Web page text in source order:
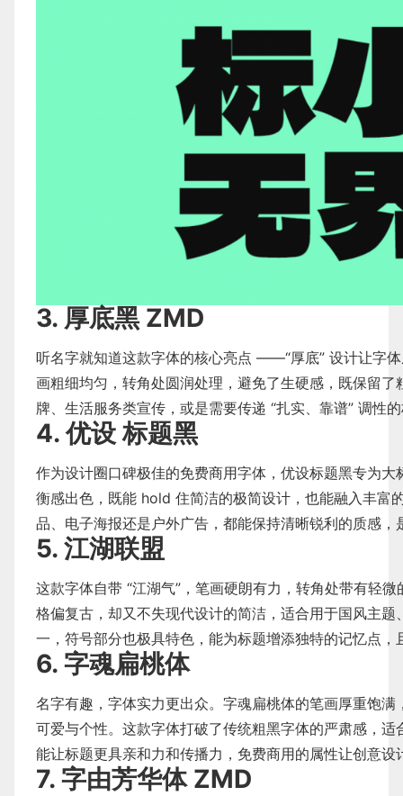
3. 厚底黑 ZMD
听名字就知道这款字体的核心亮点 ——“厚底” 设计让字
画粗细均匀，转角处圆润处理，避免了生硬感，既保留
牌、生活服务类宣传，或是需要传递 “扎实、靠谱” 调性
4. 优设 标题黑
作为设计圈口碑极佳的免费商用字体，优设标题黑专为
衡感出色，既能 hold 住简洁的极简设计，也能融入丰富
品、电子海报还是户外广告，都能保持清晰锐利的质感
5. 江湖联盟
这款字体自带 “江湖气”，笔画硬朗有力，转角处带有轻
格偏复古，却又不失现代设计的简洁，适合用于国风主
一，符号部分也极具特色，能为标题增添独特的记忆点，
6. 字魂扁桃体
名字有趣，字体实力更出众。字魂扁桃体的笔画厚重饱
可爱与个性。这款字体打破了传统粗黑字体的严肃感，
能让标题更具亲和力和传播力，免费商用的属性让创意设
7. 字由芳华体 ZMD